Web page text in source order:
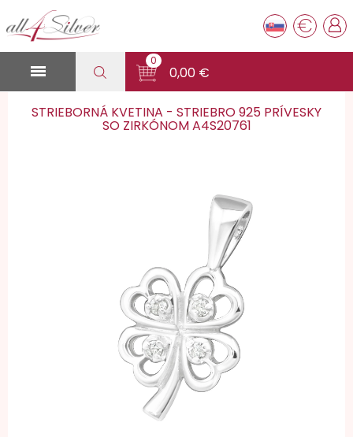
€

0
0,00 €
STRIEBORNÁ KVETINA - STRIEBRO 925 PRÍVESKY
SO ZIRKÓNOM A4S20761